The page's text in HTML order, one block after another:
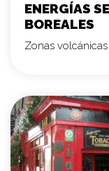
ENERGÍAS
BOREALES
Zonas